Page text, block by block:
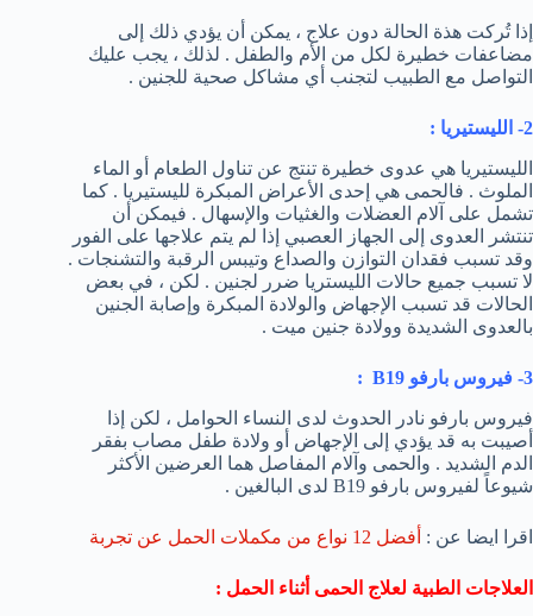
إذا تُركت هذة الحالة دون علاج ، يمكن أن يؤدي ذلك إلى
مضاعفات خطيرة لكل من الأم والطفل . لذلك ، يجب عليك
التواصل مع الطبيب لتجنب أي مشاكل صحية للجنين .
2- الليستيريا :
الليستيريا هي عدوى خطيرة تنتج عن تناول الطعام أو الماء
الملوث . فالحمى هي إحدى الأعراض المبكرة لليستيريا . كما
تشمل على آلام العضلات والغثيات والإسهال . فيمكن أن
تنتشر العدوى إلى الجهاز العصبي إذا لم يتم علاجها على الفور
وقد تسبب فقدان التوازن والصداع وتيبس الرقبة والتشنجات .
لا تسبب جميع حالات الليستريا ضرر لجنين . لكن ، في بعض
الحالات قد تسبب الإجهاض والولادة المبكرة وإصابة الجنين
بالعدوى الشديدة وولادة جنين ميت .
3- فيروس بارفو B19
:
فيروس بارفو نادر الحدوث لدى النساء الحوامل ، لكن إذا
أصيبت به قد يؤدي إلى الإجهاض أو ولادة طفل مصاب بفقر
الدم الشديد . والحمى وآلام المفاصل هما العرضين الأكثر
شيوعاً لفيروس بارفو B19 لدى البالغين .
اقرا ايضا عن : أفضل 12 نواع من مكملات الحمل عن تجربة
العلاجات الطبية لعلاج الحمى أثناء الحمل :